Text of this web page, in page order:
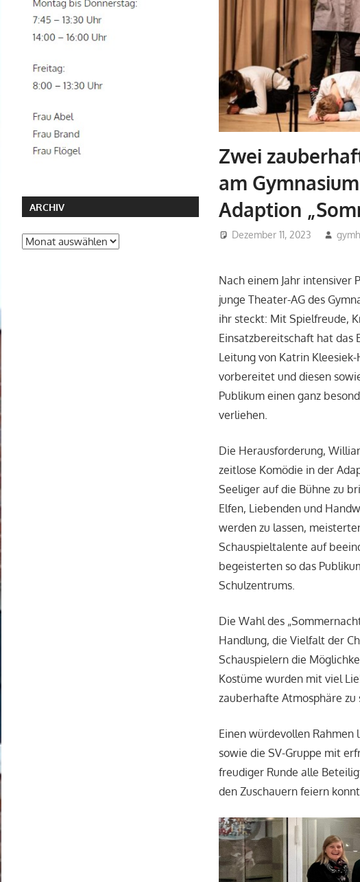
Zwei
am
Adaption
Dezember 11, 2023
Nach einem Jahr intensiver
junge Theater-AG des
ihr steckt: Mit Spielfreude,
Einsatzbereitschaft hat das
Leitung von Katrin
vorbereitet und diesen
Publikum einen ganz
verliehen.
Die Herausforderung,
zeitlose Komödie in der
Seeliger auf die Bühne zu
Elfen, Liebenden und
werden zu lassen,
Schauspieltalente auf
begeisterten so das
Schulzentrums.
Die Wahl des
Handlung, die Vielfalt der
Schauspielern die
Kostüme wurden mit viel
zauberhafte Atmosphäre zu
Einen würdevollen
sowie die SV-Gruppe mit
freudiger Runde alle
den Zuschauern feiern
ARCHIV
Archiv